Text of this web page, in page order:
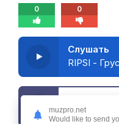
0 0
Слушать
RIPSI -
Скачать
muzpro.net
Would like to send